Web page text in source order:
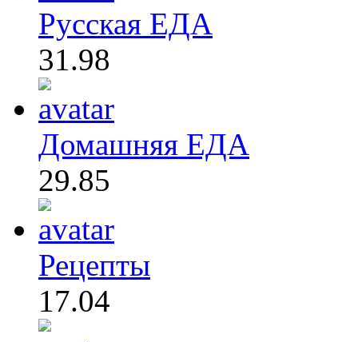
Русская ЕДА
31.98
Домашняя ЕДА
29.85
Рецепты
17.04